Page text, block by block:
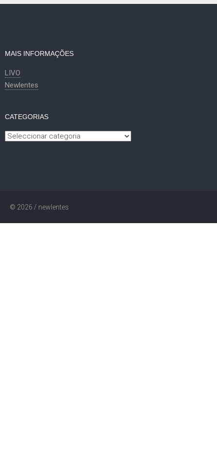
MAIS INFORMAÇÕES
LIVO
Newlentes
CATEGORIAS
Categorias
© 2026 / newlentes